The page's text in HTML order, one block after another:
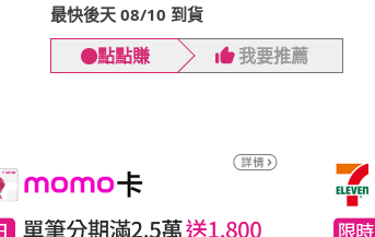
最快後天 08/10 到貨
點點賺 我要推薦